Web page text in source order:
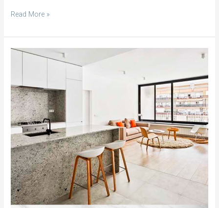
Read More »
Mármore
qual
escolher?